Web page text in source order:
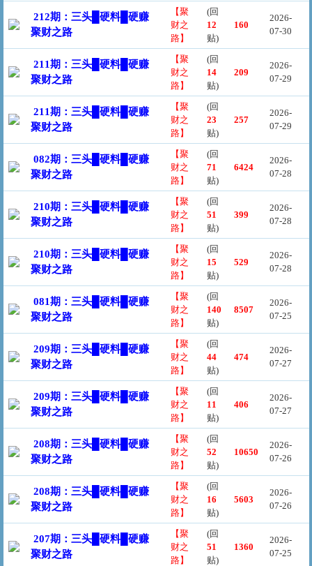
212期：三头█硬料█硬赚
聚财之路
【聚
财之
路】
(回
12
贴)
160
2026-
07-30
211期：三头█硬料█硬赚
聚财之路
【聚
财之
路】
(回
14
贴)
209
2026-
07-29
211期：三头█硬料█硬赚
聚财之路
【聚
财之
路】
(回
23
贴)
257
2026-
07-29
082期：三头█硬料█硬赚
聚财之路
【聚
财之
路】
(回
71
贴)
6424
2026-
07-28
210期：三头█硬料█硬赚
聚财之路
【聚
财之
路】
(回
51
贴)
399
2026-
07-28
210期：三头█硬料█硬赚
聚财之路
【聚
财之
路】
(回
15
贴)
529
2026-
07-28
081期：三头█硬料█硬赚
聚财之路
【聚
财之
路】
(回
140
贴)
8507
2026-
07-25
209期：三头█硬料█硬赚
聚财之路
【聚
财之
路】
(回
44
贴)
474
2026-
07-27
209期：三头█硬料█硬赚
聚财之路
【聚
财之
路】
(回
11
贴)
406
2026-
07-27
208期：三头█硬料█硬赚
聚财之路
【聚
财之
路】
(回
52
贴)
10650
2026-
07-26
208期：三头█硬料█硬赚
聚财之路
【聚
财之
路】
(回
16
贴)
5603
2026-
07-26
207期：三头█硬料█硬赚
聚财之路
【聚
财之
路】
(回
51
贴)
1360
2026-
07-25